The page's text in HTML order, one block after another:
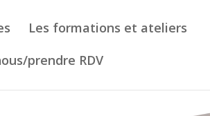
Les formations et ateliers
prendre RDV